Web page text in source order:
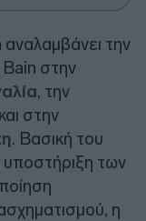
την
στην
, την
στην
. Βασική του
των
η